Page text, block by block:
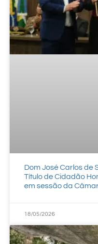
Dom José Carlos de
Título de Cidadão
em sessão da
18/05/2026